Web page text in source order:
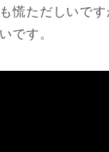
慌ただしいで
です。